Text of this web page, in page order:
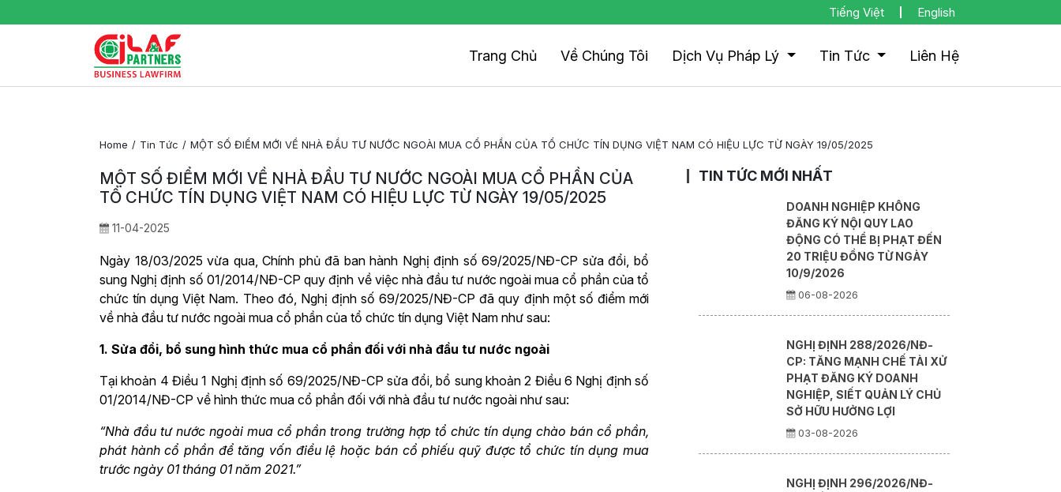
Tiếng Việt English
Trang Chủ Về Chúng Tôi Dịch Vụ Pháp Lý Tin Tức Liên Hệ
Home Tin Tức MỘT SỐ ĐIỂM MỚI VỀ NHÀ ĐẦU TƯ NƯỚC NGOÀI MUA CỔ PHẦN CỦA TỔ CHỨC TÍN DỤNG VIỆT NAM CÓ HIỆU LỰC TỪ NGÀY 19/05/2025
MỘT SỐ ĐIỂM MỚI VỀ NHÀ ĐẦU TƯ NƯỚC NGOÀI MUA CỔ PHẦN CỦA
TỔ CHỨC TÍN DỤNG VIỆT NAM CÓ HIỆU LỰC TỪ NGÀY 19/05/2025
11-04-2025
Ngày 18/03/2025 vừa qua, Chính phủ đã ban hành Nghị định số 69/2025/NĐ-CP sửa đổi, bổ
sung Nghị định số 01/2014/NĐ-CP quy định về việc nhà đầu tư nước ngoài mua cổ phần của tổ
chức tín dụng Việt Nam. Theo đó, Nghị định số 69/2025/NĐ-CP đã quy định một số điểm mới
về nhà đầu tư nước ngoài mua cổ phần của tổ chức tín dụng Việt Nam như sau:
1. Sửa đổi, bổ sung hình thức mua cổ phần đối với nhà đầu tư nước ngoài
Tại khoản 4 Điều 1 Nghị định số 69/2025/NĐ-CP sửa đổi, bổ sung khoản 2 Điều 6 Nghị định số
01/2014/NĐ-CP về hình thức mua cổ phần đối với nhà đầu tư nước ngoài như sau:
“Nhà đầu tư nước ngoài mua cổ phần trong trường hợp tổ chức tín dụng chào bán cổ phần,
phát hành cổ phần để tăng vốn điều lệ hoặc bán cổ phiếu quỹ được tổ chức tín dụng mua
trước ngày 01 tháng 01 năm 2021.”
TIN TỨC MỚI NHẤT
DOANH NGHIỆP KHÔNG
ĐĂNG KÝ NỘI QUY LAO
ĐỘNG CÓ THỂ BỊ PHẠT ĐẾN
20 TRIỆU ĐỒNG TỪ NGÀY
10/9/2026
06-08-2026
NGHỊ ĐỊNH 288/2026/NĐ-
CP: TĂNG MẠNH CHẾ TÀI XỬ
PHẠT ĐĂNG KÝ DOANH
NGHIỆP, SIẾT QUẢN LÝ CHỦ
SỞ HỮU HƯỞNG LỢI
03-08-2026
NGHỊ ĐỊNH 296/2026/NĐ-